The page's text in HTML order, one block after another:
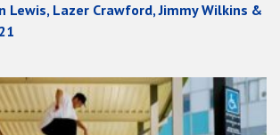
Lewis, Lazer Crawford, Jimmy Wilkins &